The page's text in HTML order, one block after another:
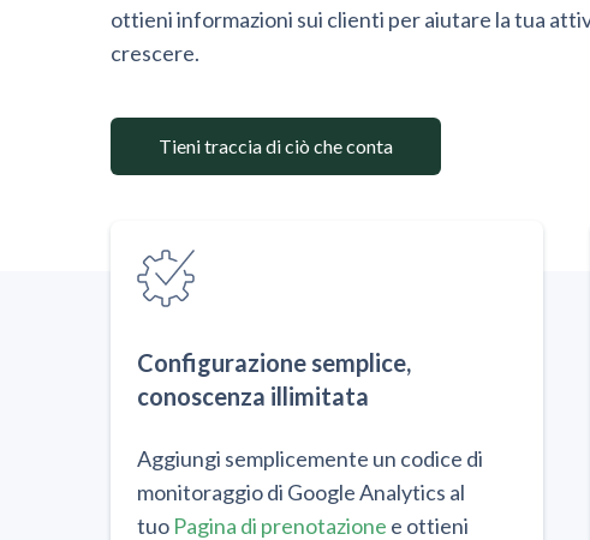
ottieni informazioni sui clienti per aiutare la tua
crescere.
Tieni traccia di ciò che conta
Configurazione semplice,
conoscenza illimitata
Aggiungi semplicemente un codice di
monitoraggio di Google Analytics al
tuo Pagina di prenotazione e ottieni